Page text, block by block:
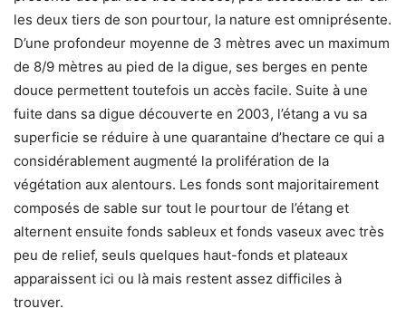
les deux tiers de son pourtour, la nature est omniprésente.
D’une profondeur moyenne de 3 mètres avec un maximum
de 8/9 mètres au pied de la digue, ses berges en pente
douce permettent toutefois un accès facile. Suite à une
fuite dans sa digue découverte en 2003, l’étang a vu sa
superficie se réduire à une quarantaine d’hectare ce qui a
considérablement augmenté la prolifération de la
végétation aux alentours. Les fonds sont majoritairement
composés de sable sur tout le pourtour de l’étang et
alternent ensuite fonds sableux et fonds vaseux avec très
peu de relief, seuls quelques haut-fonds et plateaux
apparaissent ici ou là mais restent assez difficiles à
trouver.